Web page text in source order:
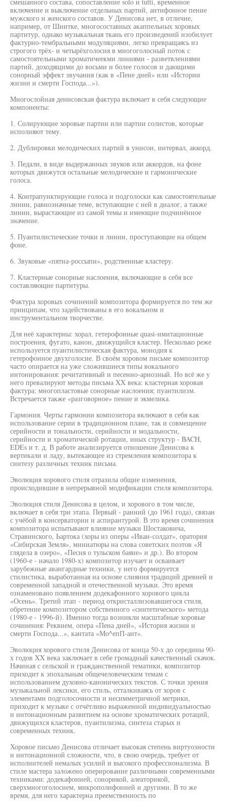
включение и выключение отдельных партий, антифонное пение
мужского и женского составов. У Денисова нет, в отличие,
например, от Шнитке, многосоставных акаппельных хоровых
партитур, однако музыкальная ткань его произведений изобилует
фактурно-тембральными модуляциями, легко превращаясь из
строгого трёх- и четырёхголосия в многоголосный поток с
самостоятельными хроматичеекми линиями - разветвлениями
партий, доходящими до восьми и более голосов и дающими
сонорный эффект звучания (как в «Пене дней» или «Истории
жизни и смерти Господа...»).
Многослойная денисовская фактура включает в себя следующие
компоненты:
1. Солирующие хоровые партии или партии солистов, которые
исполняют тему.
2. Дублировки мелодических партий в унисон, интервал, аккорд.
3. Педали, в виде выдержанных звуков или аккордов, на фоне
которых движутся остальные мелодические и гармонические
голоса.
4. Контрапунктирующие голоса и подголоски как самостоятельные
линии, равнозначные теме, вступающие с ней в диалог, а также
линии, вырастающие из самой темы и имеющие подчинённое
значение.
5. Пуантилистические точки и линии, проступающие на общем
фоне.
6. Звуковые «пятна-россыпи», родственные кластеру.
7. Кластерные сонорные наслоения, включающие в себя все
составляющие партитуры.
Фактура хоровых сочинений композитора формируется по тем же
принципам, что задействованы в его вокальном и
инструментальном творчестве.
Для неё характерны: хорал, гетерофонные quasi-имитационные
построения, фугато, канон, движущийся кластер. Несколько реже
используется пуантилистическая фактура, монодия к
гетерофонное двухголосие. В своём хоровом письме композитор
часто опирается на уже сложившиеся типы вокального
интонирования: речитативный и песенно-ариозный. Но всё же у
него превалируют методы письма XX века: кластерная хоровая
фактура; многопластовые сонорные наслоения; пуантилизм.
Встречается также «разговорное» пение и экмелика.
Гармония. Черты гармонии композитора включают в себя как
использование серии в традиционном плане, так и совмещение
серийности и тональности, серийности и модальности,
серийности и хроматической ротации, иных структур - BACH,
EDEs и т. д. В работе анализируется отношение Денисова к
вертикали и ладу, вытекающее из стремления композитора к
синтезу различных техник письма.
Эволюция хорового стиля отразила общие изменения,
происходившие в непрерывной модификации стиля композитора.
Эволюция стиля Денисова в целом, и хорового в том числе,
включает в себя три этапа. Первый - ранний (до 1961 года), связан
с учёбой в консерватории и аспирантурой. В это время сочинения
композитора испытывают влияние музыки Шостаковича,
Стравинского, Ьартока (хоры из оперы «Иван-солдат», оратория
«Сибирская Земля», миниатюры на слова советских поэтов «Я
глядела в озеро», «Песня о тульском баяне» и др.). Во втором
(1960-е - начало 1980-х) композитор изучает и осваивает
зарубежные авангардные техники, у него формируется
стилистика, выработанная на основе слияния традиций древней и
современной западной и отечественной музыки. Это время
ознаменовано появлением додекафонного хорового цикла
«Осень». Третий этап - период откристаллизовавшегося стиля,
обретение композитором собственного «синтетического» метода
(1980-е - 1996-й). Именно тогда возникли масштабные хоровые
сочинения: Реквием, опера «Пена дней», «История жизни и
смерти Господа...», кантата «Мо^епП-аит».
Эволюция хорового стиля Денисова от конца 50-х до середины 90-
х годов XX века заключает в себе громадный качественный скачок.
Начиная с сельской и гражданственной тематики, композитор
приходит к эпохальным общечеловеческим темам с
использованием духовно-канонических текстов. С точки зрения
музыкальной лексики, его стиль, отталкиваясь от хоров с
элементами подголосочности и несимметричной метрики,
приходит к музыке с отчётливо выраженной индивидуальностью
и интонационным развитием на основе хроматических ротаций,
движущихся кластеров, пуантилизма, синтеза старых и
современных техник.
Хоровое письмо Денисова отличает высокая степень виртуозности
и интонационной сложности, что, в свою очередь, требует от
исполнителей немалых усилий и высокого профессионализма. В
стиле мастера заложено оперирование различными современными
техниками: додекафонией, сонорикой, алеаторикой,
сверхмногоголосием, микрополифонией и другими. В то же
время, для него характерна преемственность по